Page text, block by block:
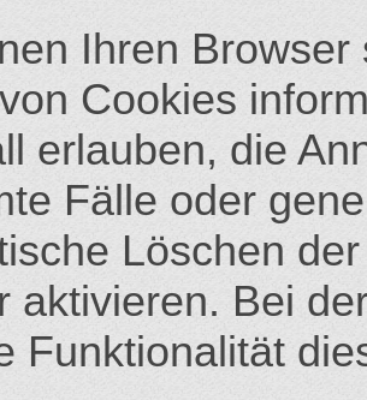
Ihren
Cookies
erlauben, die
Fälle oder
Löschen
aktivieren. Bei
Funktionalität